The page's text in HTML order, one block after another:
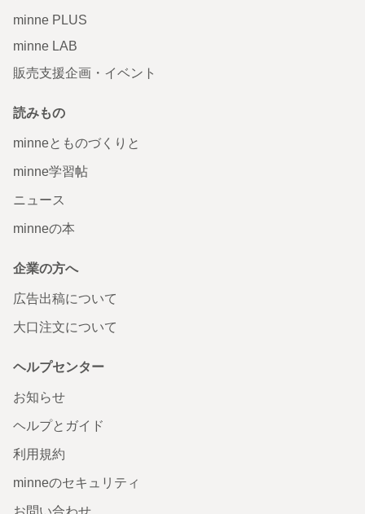
minne PLUS
minne LAB
販売支援企画・イベント
読みもの
minneとものづくりと
minne学習帖
ニュース
minneの本
企業の方へ
広告出稿について
大口注文について
ヘルプセンター
お知らせ
ヘルプとガイド
利用規約
minneのセキュリティ
お問い合わせ